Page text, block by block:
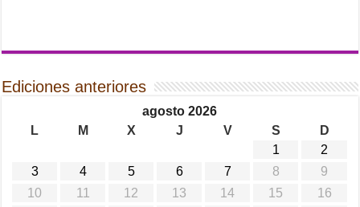
Ediciones anteriores
agosto 2026
L
M X J V S
D
1
2
3
4 5 6 7 8
9
10
11 12 13 14 15
16